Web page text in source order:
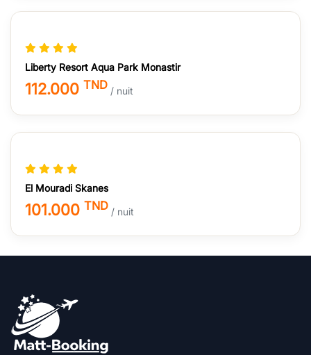
Liberty Resort Aqua Park Monastir
112.000 TND / nuit
El Mouradi Skanes
101.000 TND / nuit